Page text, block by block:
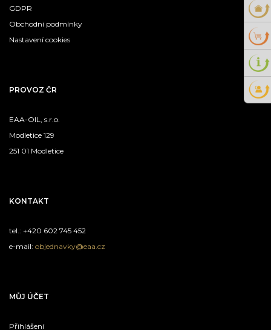
GDPR
Obchodní podmínky
Nastavení cookies
PROVOZ ČR
EAA-OIL, s.r.o.
Modletice 129
251 01 Modletice
KONTAKT
tel.: +420 602 745 452
e-mail: objednavky@eaa.cz
MŮJ ÚČET
Přihlášení